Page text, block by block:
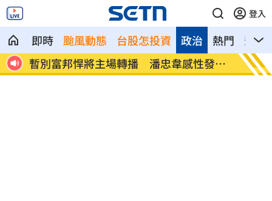
登入
即時 颱風動態 台股怎投資 熱門 影音
政治
暫別富邦悍將主場轉播 潘忠韋感性發聲
了
白海